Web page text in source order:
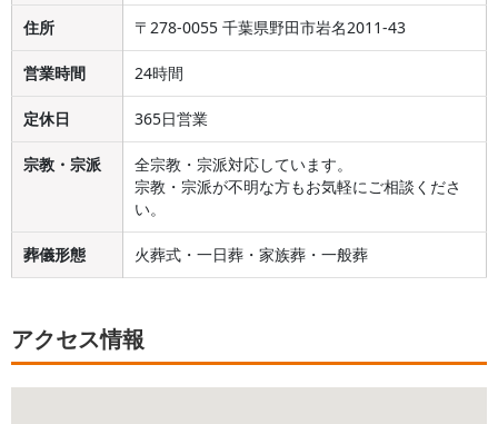
住所 〒278-0055 千葉県野田市岩名2011-43
営業時間 24時間
定休日 365日営業
宗教・宗派
全宗教・宗派対応しています。
宗教・宗派が不明な方もお気軽にご相談くださ
い。
葬儀形態 火葬式・一日葬・家族葬・一般葬
アクセス情報